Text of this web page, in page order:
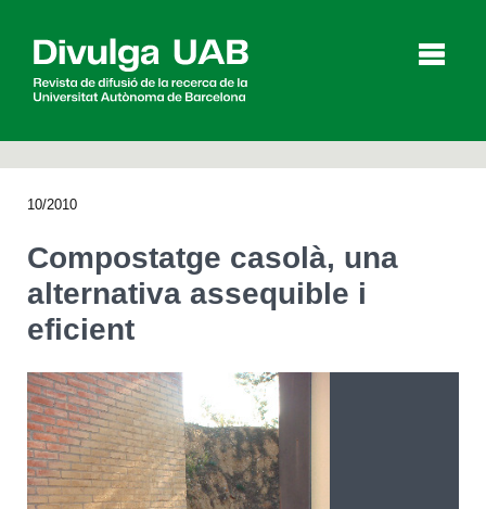
Agenda
English Español
CERCAR
10/2010
Compostatge casolà, una
alternativa assequible i
eficient